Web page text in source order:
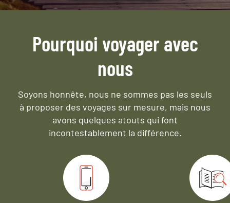
Pourquoi voyager avec
nous
Soyons honnête, nous ne sommes pas les seuls
à proposer des voyages sur mesure, mais nous
avons quelques atouts qui font
incontestablement la différence.